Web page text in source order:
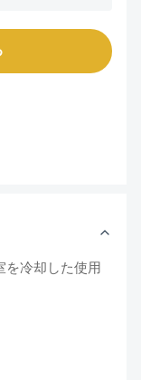
を冷却した使用